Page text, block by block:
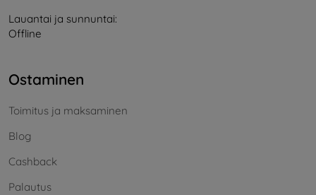
Lauantai ja sunnuntai:
Offline
Ostaminen
Toimitus ja maksaminen
Blog
Cashback
Palautus